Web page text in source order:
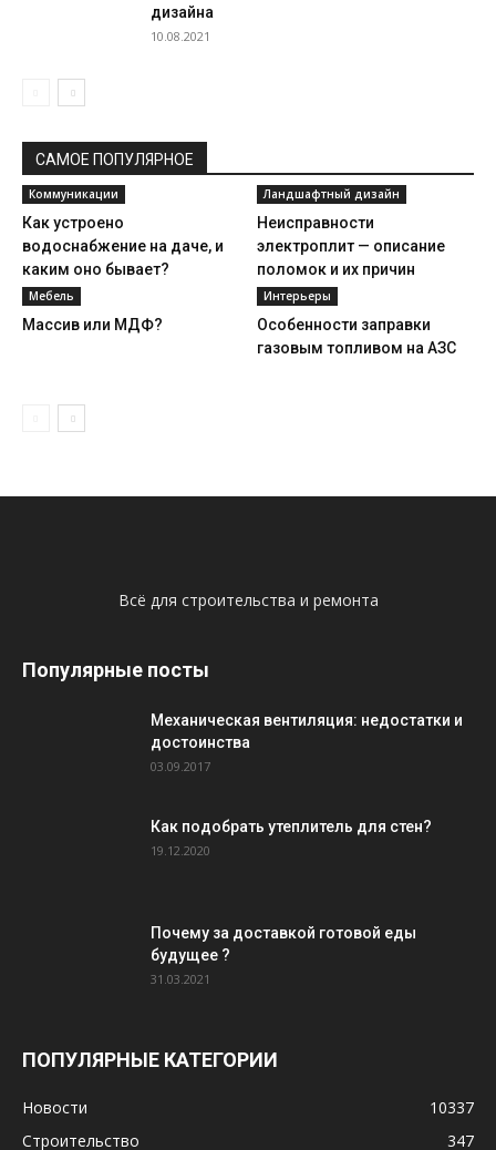
дизайна
10.08.2021
САМОЕ ПОПУЛЯРНОЕ
Коммуникации
Как устроено
водоснабжение на даче, и
каким оно бывает?
Ландшафтный дизайн
Неисправности
электроплит — описание
поломок и их причин
Мебель
Массив или МДФ?
Интерьеры
Особенности заправки
газовым топливом на АЗС
Всё для строительства и ремонта
Популярные посты
Механическая вентиляция: недостатки и
достоинства
03.09.2017
Как подобрать утеплитель для стен?
19.12.2020
Почему за доставкой готовой еды
будущее ?
31.03.2021
ПОПУЛЯРНЫЕ КАТЕГОРИИ
Новости
10337
Строительство
347